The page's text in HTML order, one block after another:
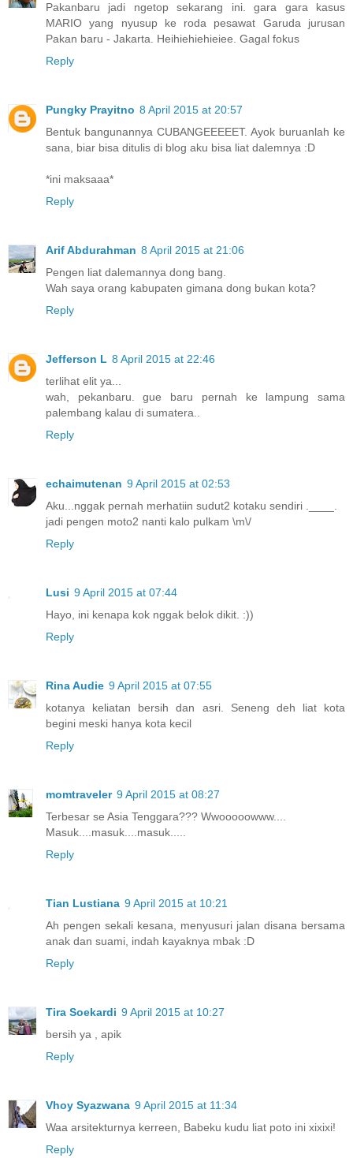
Pakanbaru jadi ngetop sekarang ini. gara gara kasus
MARIO yang nyusup ke roda pesawat Garuda jurusan
Pakan baru - Jakarta. Heihiehiehieiee. Gagal fokus
Reply
Pungky Prayitno 8 April 2015 at 20:57
Bentuk bangunannya CUBANGEEEEET. Ayok buruanlah ke
sana, biar bisa ditulis di blog aku bisa liat dalemnya :D
*ini maksaaa*
Reply
Arif Abdurahman 8 April 2015 at 21:06
Pengen liat dalemannya dong bang.
Wah saya orang kabupaten gimana dong bukan kota?
Reply
Jefferson L 8 April 2015 at 22:46
terlihat elit ya...
wah, pekanbaru. gue baru pernah ke lampung sama
palembang kalau di sumatera..
Reply
echaimutenan 9 April 2015 at 02:53
Aku...nggak pernah merhatiin sudut2 kotaku sendiri .____.
jadi pengen moto2 nanti kalo pulkam \m\/
Reply
Lusi 9 April 2015 at 07:44
Hayo, ini kenapa kok nggak belok dikit. :))
Reply
Rina Audie 9 April 2015 at 07:55
kotanya keliatan bersih dan asri. Seneng deh liat kota
begini meski hanya kota kecil
Reply
momtraveler 9 April 2015 at 08:27
Terbesar se Asia Tenggara??? Wwooooowww....
Masuk....masuk....masuk.....
Reply
Tian Lustiana 9 April 2015 at 10:21
Ah pengen sekali kesana, menyusuri jalan disana bersama
anak dan suami, indah kayaknya mbak :D
Reply
Tira Soekardi 9 April 2015 at 10:27
bersih ya , apik
Reply
Vhoy Syazwana 9 April 2015 at 11:34
Waa arsitekturnya kerreen, Babeku kudu liat poto ini xixixi!
Reply